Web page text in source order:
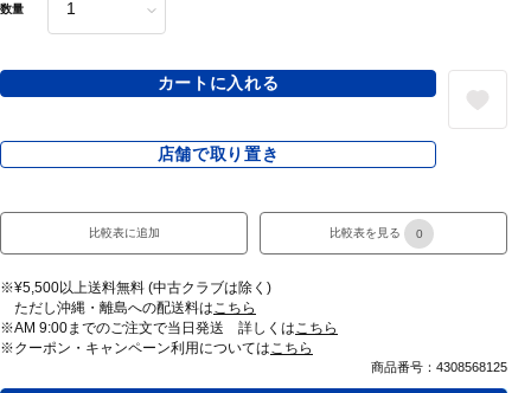
数量
カートに入れる
店舗で取り置き
比較表に追加 比較表を見る 0
※¥5,500以上送料無料 (中古クラブは除く)
ただし沖縄・離島への配送料はこちら
※AM 9:00までのご注文で当日発送 詳しくはこちら
※クーポン・キャンペーン利用についてはこちら
商品番号：4308568125